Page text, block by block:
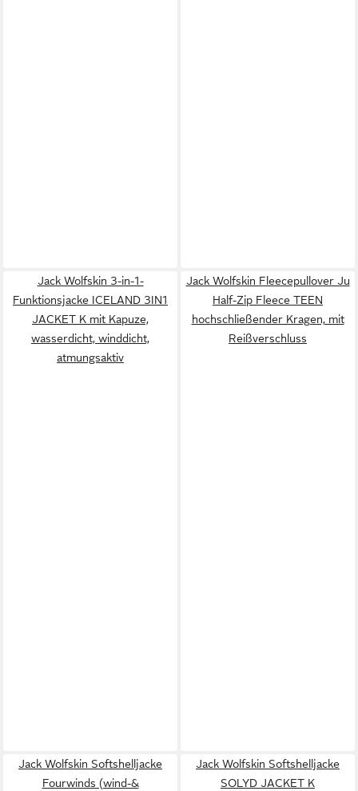
Jack Wolfskin 3-in-1-
Funktionsjacke ICELAND 3IN1
JACKET K mit Kapuze,
wasserdicht, winddicht,
atmungsaktiv
Jack Wolfskin Fleecepullover Ju
Half-Zip Fleece TEEN
hochschließender Kragen, mit
Reißverschluss
Jack Wolfskin Softshelljacke
Fourwinds (wind-&
Jack Wolfskin Softshelljacke
SOLYD JACKET K